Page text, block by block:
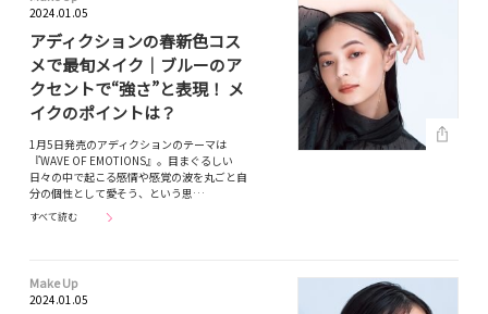
2024.01.05
アディクションの春新色コス
メで最旬メイク｜ブルーのア
クセントで“強さ”と表現！ メ
イクのポイントは？
1月5日発売のアディクションのテーマは
『WAVE OF EMOTIONS』。目まぐるしい
日々の中で起こる感情や感覚の波を丸ごと自
分の個性として愛そう、という思…
すべて読む
Make Up
2024.01.05